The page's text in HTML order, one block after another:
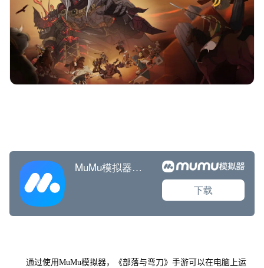
通过使用MuMu模拟器，《部落与弯刀》手游可以在电脑上运